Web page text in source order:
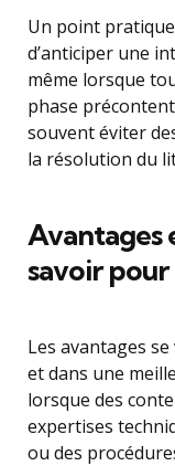
Un point
d’anticiper une
même lorsque
phase
souvent éviter
la résolution du
Avantages
savoir pour
Les avantages
et dans une
lorsque des
expertises
ou des